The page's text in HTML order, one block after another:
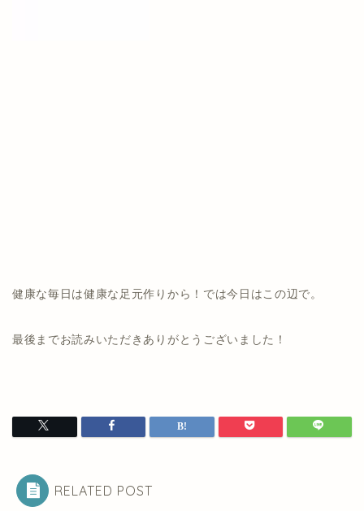
健康な毎日は健康な足元作りから！では今日はこの辺で。
最後までお読みいただきありがとうございました！
RELATED POST